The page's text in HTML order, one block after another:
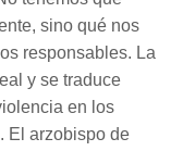
sino qué nos
responsables. La
y se traduce
en los
El arzobispo de